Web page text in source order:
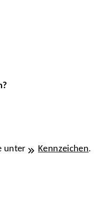
unter
Kennzeichen.